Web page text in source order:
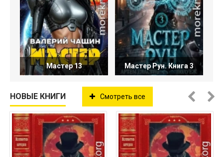
Мастер 13 Мастер Рун. Книга 3
НОВЫЕ КНИГИ Смотреть все